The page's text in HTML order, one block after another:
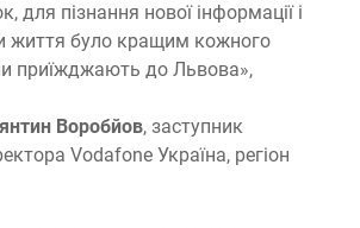
для пізнання нової інформації і
життя було кращим кожного
приїжджають до Львова»,
Воробйов, заступник
Vodafone Україна, регіон